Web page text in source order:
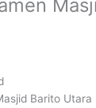
Barito Utara